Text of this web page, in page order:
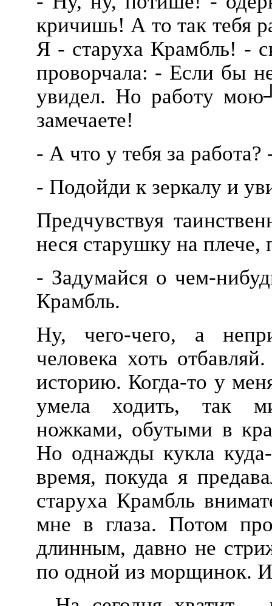
кричишь! А то так тебя
Я - старуха Крамбль! -
проворчала: - Если бы
увидел. Но работу
замечаете!
- А что у тебя за работа?
- Подойди к зеркалу и
Предчувствуя
неся старушку на
- Задумайся о чем-
Крамбль.
Ну, чего-чего, а
человека хоть
историю. Когда-то у
умела ходить, так
ножками, обутыми в
Но однажды кукла
время, покуда я
старуха Крамбль
мне в глаза. Потом
длинным, давно не
по одной из морщинок.